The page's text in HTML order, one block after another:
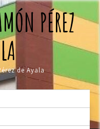
PÉREZ
de Ayala